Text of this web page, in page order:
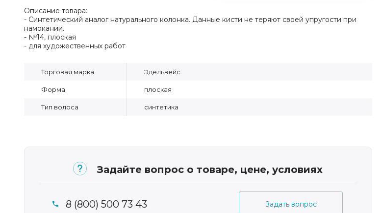
Описание товара:
- Синтетический аналог натурального колонка. Данные кисти не теряют своей упругости при
намокании.
- №14, плоская
- для художественных работ
Торговая марка Эдельвейс
Форма плоская
Тип волоса синтетика
Задайте вопрос о товаре, цене, условиях
8 (800) 500 73 43 Задать вопрос